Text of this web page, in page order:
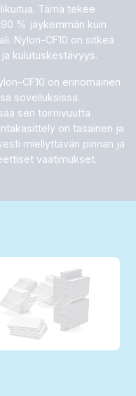
Tämä tekee
% jäykemmän kuin
Nylon-CF10 on sitkeä
kulutuskestävyys.
CF10 on erinomainen
sovelluksissa.
sen toimivuutta
on tasainen ja
miellyttävän pinnan ja
vaatimukset.